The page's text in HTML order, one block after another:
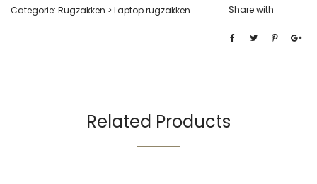
Categorie: Rugzakken > Laptop rugzakken Share with
Related Products